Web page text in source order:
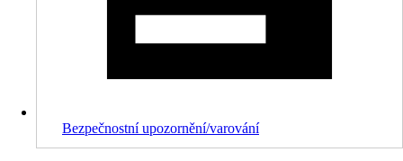
Bezpečnostní upozornění/varování